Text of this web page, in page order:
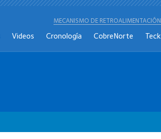
MECANISMO DE RETROALIMENTACIÓN
Videos Cronología CobreNorte Teck